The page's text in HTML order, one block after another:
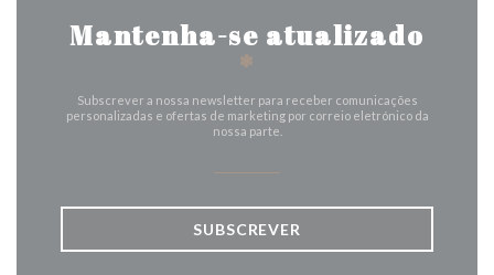
Mantenha-se atualizado
*
Subscrever a nossa newsletter para receber comunicações
personalizadas e ofertas de marketing por correio eletrónico da
nossa parte.
SUBSCREVER